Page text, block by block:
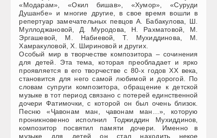
«Модарам», «Окил бишав», «Хумор», «Суруди
Душанбе» и многие другие, в свое время вошли в
репертуар замечательных певцов А. Бабакулова, Ш.
Муллоджановой, Д. Муродова, Н. Рахматовой, М.
Эргашевой, М. Набиевой, Т. Мухиддинова, М.
Хамракуловой, Х. Шириновой и других.
Особый мир в творчестве композитора – сочинения
для детей. Эта тема, которая преобладает и ярко
проявляется в его творчестве с 80-х годов ХХ века,
становится для него самой любимой и дорогой. По
словам супруги композитора, обращение к детской
музыке в тот период связано с потерей единственной
дочери Фатимочки, с которой он был очень близок.
Песню «Ҷавонам ман, ҷавонам ман…», которую
проникновенно исполнил Тоджиддин Мухиддинов,
композитор посвятил памяти дочери. Именно в
музыке для детей он стал находить некое